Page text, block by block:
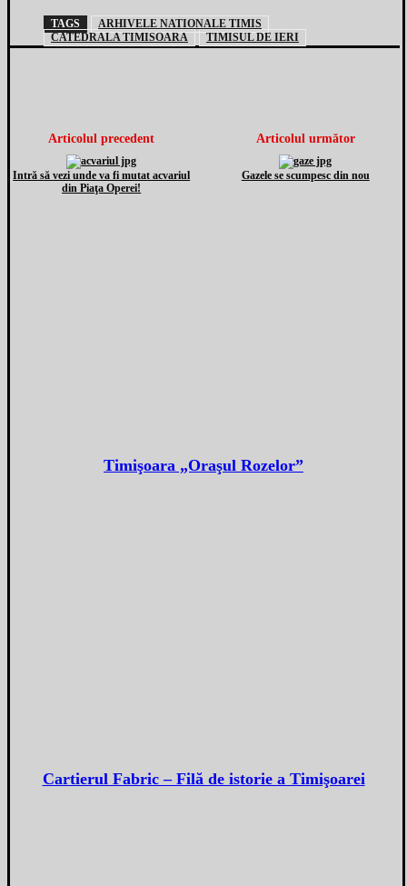
TAGS
ARHIVELE NATIONALE TIMIS
CATEDRALA TIMISOARA
TIMISUL DE IERI
Articolul precedent
Intră să vezi unde va fi mutat acvariul
din Piaţa Operei!
Articolul următor
Gazele se scumpesc din nou
Timişoara „Oraşul Rozelor”
Cartierul Fabric – Filă de istorie a Timişoarei